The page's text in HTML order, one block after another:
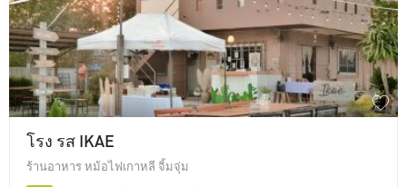
โรง รส IKAE
ร้านอาหาร หม้อไฟเกาหลี จิ้มจุ่ม